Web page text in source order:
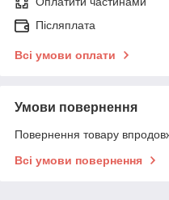
Післяплата
Всі умови оплати
Умови повернення
Повернення товару
Всі умови повернення